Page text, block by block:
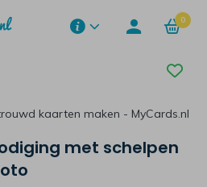
0
kaarten maken - MyCards.nl
met schelpen